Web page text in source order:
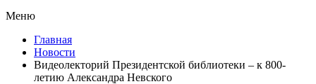
Меню
Главная
Новости
Видеолекторий Президентской библиотеки – к 800-
летию Александра Невского